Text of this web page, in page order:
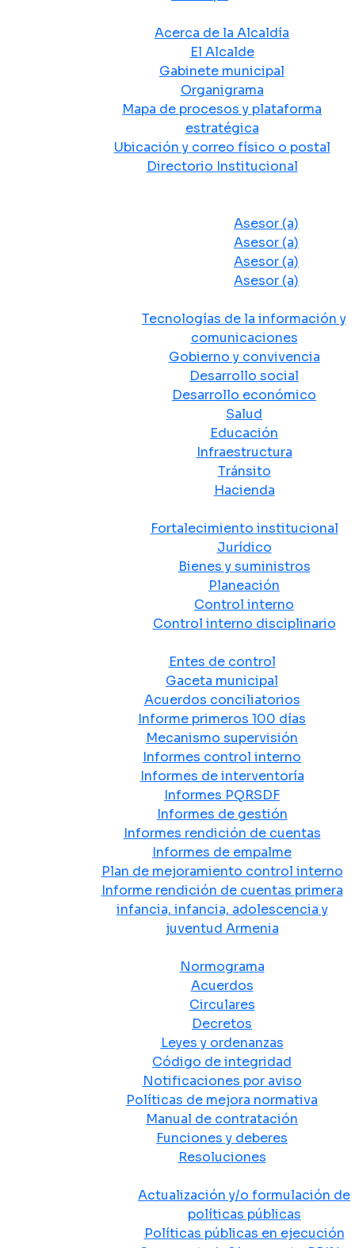
Acerca de la Alcaldía
El Alcalde
Gabinete municipal
Organigrama
Mapa de procesos y plataforma
estratégica
Ubicación y correo físico o postal
Directorio Institucional
Asesor (a)
Asesor (a)
Asesor (a)
Asesor (a)
Tecnologías de la información y
comunicaciones
Gobierno y convivencia
Desarrollo social
Desarrollo económico
Salud
Educación
Infraestructura
Tránsito
Hacienda
Fortalecimiento institucional
Jurídico
Bienes y suministros
Planeación
Control interno
Control interno disciplinario
Entes de control
Gaceta municipal
Acuerdos conciliatorios
Informe primeros 100 días
Mecanismo supervisión
Informes control interno
Informes de interventoría
Informes PQRSDF
Informes de gestión
Informes rendición de cuentas
Informes de empalme
Plan de mejoramiento control interno
Informe rendición de cuentas primera
infancia, infancia, adolescencia y
juventud Armenia
Normograma
Acuerdos
Circulares
Decretos
Leyes y ordenanzas
Código de integridad
Notificaciones por aviso
Políticas de mejora normativa
Manual de contratación
Funciones y deberes
Resoluciones
Actualización y/o formulación de
políticas públicas
Políticas públicas en ejecución